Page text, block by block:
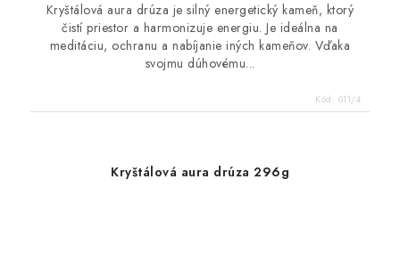
Kryštálová aura drúza je silný energetický kameň, ktorý
čistí priestor a harmonizuje energiu. Je ideálna na
meditáciu, ochranu a nabíjanie iných kameňov. Vďaka
svojmu dúhovému...
Kód: 011/4
Kryštálová aura drúza 296g